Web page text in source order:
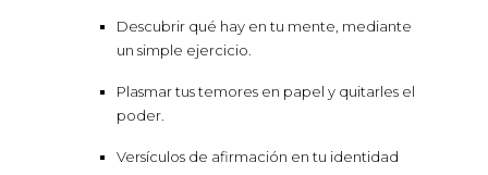
Descubrir qué hay en tu mente, mediante
un simple ejercicio.
Plasmar tus temores en papel y quitarles el
poder.
Versículos de afirmación en tu identidad